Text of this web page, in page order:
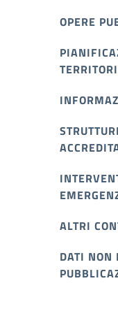
OPERE
ALTRI
DATI NON